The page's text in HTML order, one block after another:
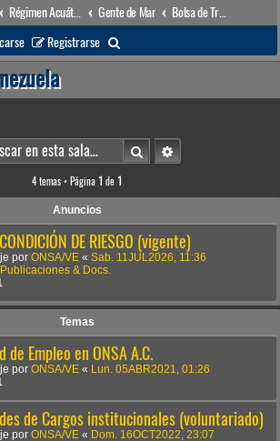
Gente de Mar
Registrarse
u
a
r
BuscarBúsqueda avanzada
4 temas • Página 1 de 1
Anuncios
DE RIESGO (vigente)
por ONSA/VE « Sab. 11JUL2026, 11:36
Publicaciones & Docs.
Temas
de Empleo en ONSA A.C.
por ONSA/VE «
Lun. 05ABR2021, 01:26
de Cargos institucionales (voluntariado)
por ONSA/VE « Dom. 16OCT2022, 23:07